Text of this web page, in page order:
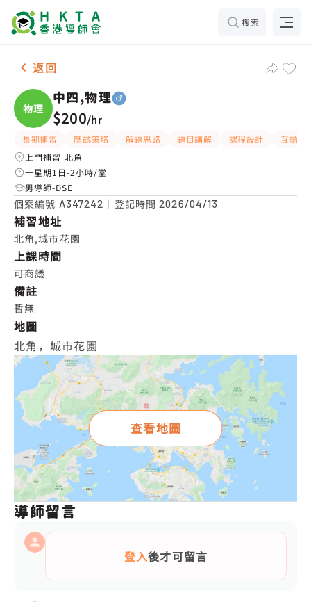
搜索
男-1名 中四,物理，北角 補習推介
返回
物理
中四,物理
$200/hr
長期補習 應試策略 解題思路 題目講解 課程設計
互動教
上門補習-北角
一星期1日-2小時/堂
男導師-DSE
個案編號 A347242 ｜登記時間2026/04/13
補習地址
北角,城市花園
上課時間
可商議
備註
暫無
地圖
北角，城市花園
查看地圖
導師留言
登入後才可留言